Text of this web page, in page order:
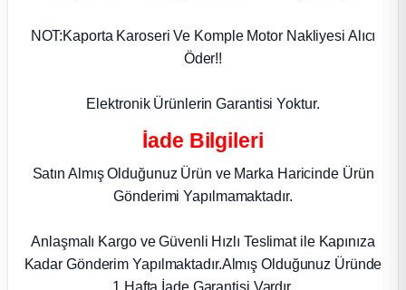
NOT:Kaporta Karoseri Ve Komple Motor Nakliyesi Alıcı
Öder!!
Elektronik Ürünlerin Garantisi Yoktur.
İade Bilgileri
Satın Almış Olduğunuz Ürün ve Marka Haricinde Ürün
Gönderimi Yapılmamaktadır.
Anlaşmalı Kargo ve Güvenli Hızlı Teslimat ile Kapınıza
Kadar Gönderim Yapılmaktadır.Almış Olduğunuz Üründe
1 Hafta İade Garantisi Vardır.